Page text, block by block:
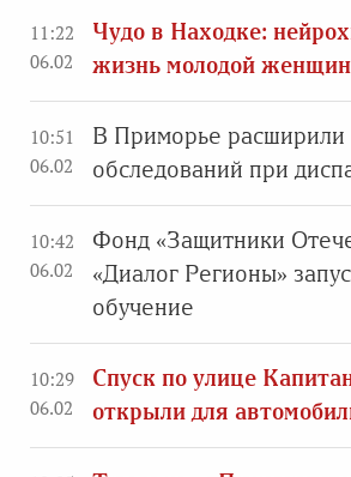
11:22
06.02
Чудо в Находке:
жизнь молодой
10:51
06.02
В Приморье расширили
обследований при
10:42
06.02
Фонд «Защитники
«Диалог Регионы»
обучение
10:29
06.02
Спуск по улице
открыли для